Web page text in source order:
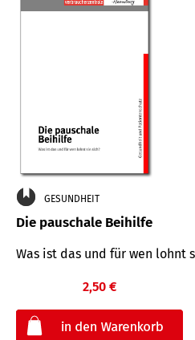
GESUNDHEIT
Die pauschale Beihilfe
Was ist das und für wen lohnt
2,50 €